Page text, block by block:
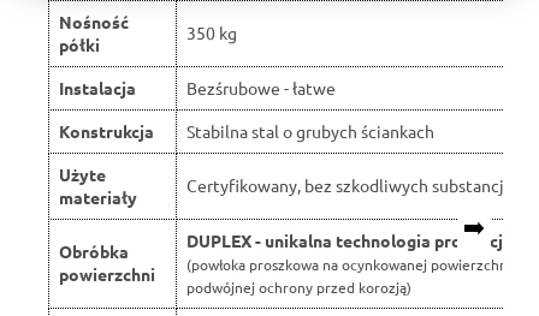
➡️
Nośność
półki
350 kg
Instalacja
Bezśrubowe - łatwe
Konstrukcja
Stabilna stal o grubych ściankach
Użyte
materiały
Certyfikowany, bez szkodliwych substancji
Obróbka
powierzchni
DUPLEX - unikalna technologia produkcji
(powłoka proszkowa na ocynkowanej powierzchni dla
podwójnej ochrony przed korozją)